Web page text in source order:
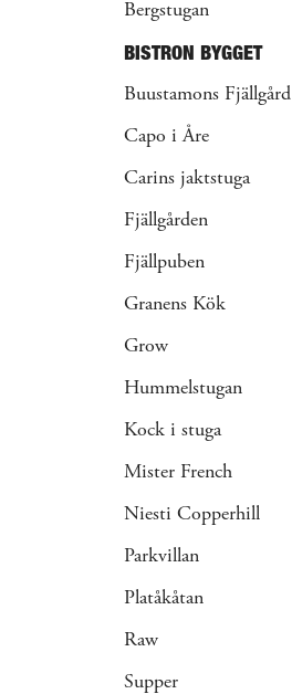
Bergstugan
BISTRON BYGGET
Buustamons Fjällgård
Capo i Åre
Carins jaktstuga
Fjällgården
Fjällpuben
Granens Kök
Grow
Hummelstugan
Kock i stuga
Mister French
Niesti Copperhill
Parkvillan
Platåkåtan
Raw
Supper